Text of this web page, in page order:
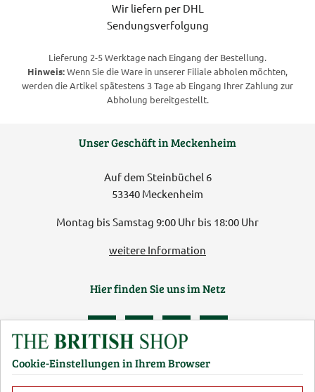
Wir liefern per DHL
Sendungsverfolgung
Lieferung 2-5 Werktage nach Eingang der Bestellung.
Hinweis:Wenn Sie die Ware in unserer Filiale abholen möchten,
werden die Artikel spätestens 3 Tage ab Eingang Ihrer Zahlung zur
Abholung bereitgestellt.
Unser Geschäft in Meckenheim
Auf dem Steinbüchel 6
53340 Meckenheim
Montag bis Samstag 9:00 Uhr bis 18:00 Uhr
weitere Information
Hier finden Sie uns im Netz
AGB Rücksendung von Waren Datenschutz
Impressum
Cookie-Einstellungen in Ihrem Browser